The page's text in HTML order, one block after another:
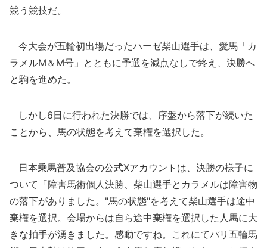
競う競技だ。
今大会が五輪初出場だったハーゼ柴山選手は、愛馬「カ
ラメルM＆M号」とともに予選を減点なしで終え、決勝へ
と駒を進めた。
しかし6日に行われた決勝では、序盤から落下が続いた
ことから、馬の状態を考えて棄権を選択した。
日本乗馬普及協会の公式Xアカウントは、決勝の様子に
ついて「障害馬術個人決勝、柴山選手とカラメルは障害物
の落下がありました。"馬の状態"を考えて柴山選手は途中
棄権を選択。会場からは自ら途中棄権を選択した人馬に大
きな拍手が湧きました。感動ですね。これにてパリ五輪馬